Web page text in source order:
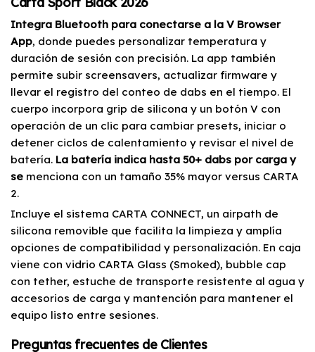
Integra Bluetooth para conectarse a la V Browser
App, donde puedes personalizar temperatura y
duración de sesión con precisión. La app también
permite subir screensavers, actualizar firmware y
llevar el registro del conteo de dabs en el tiempo. El
cuerpo incorpora grip de silicona y un botón V con
operación de un clic para cambiar presets, iniciar o
detener ciclos de calentamiento y revisar el nivel de
batería. La batería indica hasta 50+ dabs por carga y
se menciona con un tamaño 35% mayor versus CARTA
2.
Incluye el sistema CARTA CONNECT, un airpath de
silicona removible que facilita la limpieza y amplía
opciones de compatibilidad y personalización. En caja
viene con vidrio CARTA Glass (Smoked), bubble cap
con tether, estuche de transporte resistente al agua y
accesorios de carga y mantención para mantener el
equipo listo entre sesiones.
Preguntas frecuentes de Clientes